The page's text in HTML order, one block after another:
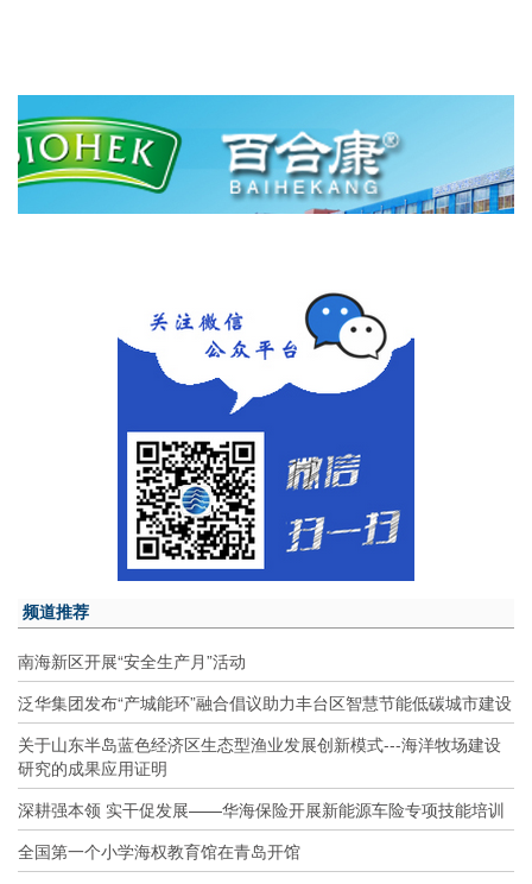
频道推荐
南海新区开展“安全生产月”活动
泛华集团发布“产城能环”融合倡议助力丰台区智慧节能低碳城市建设
关于山东半岛蓝色经济区生态型渔业发展创新模式---海洋牧场建设
研究的成果应用证明
深耕强本领 实干促发展——华海保险开展新能源车险专项技能培训
全国第一个小学海权教育馆在青岛开馆